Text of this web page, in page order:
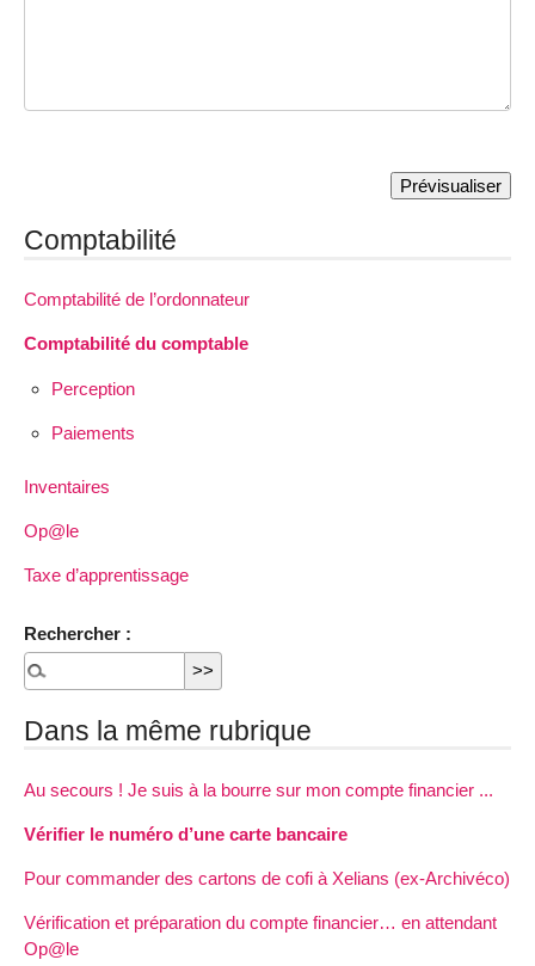
Comptabilité
Comptabilité de l’ordonnateur
Comptabilité du comptable
Perception
Paiements
Inventaires
Op@le
Taxe d’apprentissage
Rechercher :
Dans la même rubrique
Au secours ! Je suis à la bourre sur mon compte financier ...
Vérifier le numéro d’une carte bancaire
Pour commander des cartons de cofi à Xelians (ex-Archivéco)
Vérification et préparation du compte financier… en attendant
Op@le